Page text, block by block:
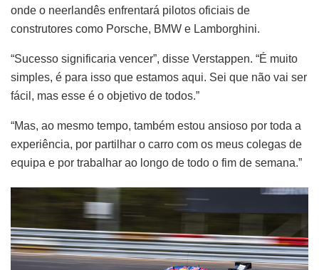
onde o neerlandês enfrentará pilotos oficiais de
construtores como Porsche, BMW e Lamborghini.
“Sucesso significaria vencer”, disse Verstappen. “É muito
simples, é para isso que estamos aqui. Sei que não vai ser
fácil, mas esse é o objetivo de todos.”
“Mas, ao mesmo tempo, também estou ansioso por toda a
experiência, por partilhar o carro com os meus colegas de
equipa e por trabalhar ao longo de todo o fim de semana.”